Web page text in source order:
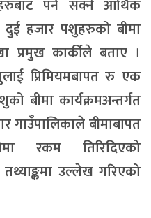
पर्न सक्ने आर्थिक
हजार पशुहरुको बीमा
प्रमुख कार्कीले बताए ।
प्रिमियमबापत रु एक
बीमा कार्यक्रमअन्तर्गत
बीमाबापत
रकम तिरिदिएको
उल्लेख गरिएको